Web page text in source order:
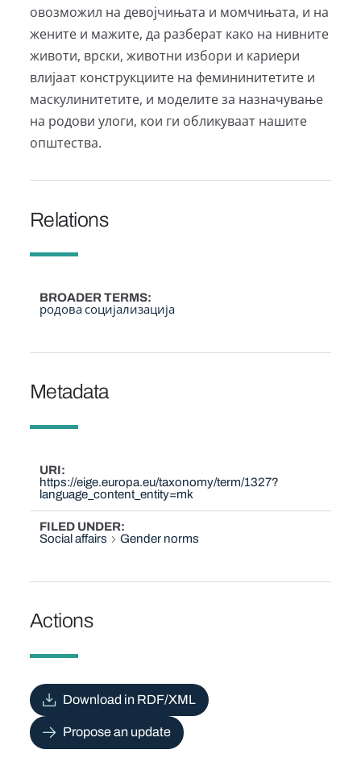
овозможил на девојчињата и момчињата, и на
жените и мажите, да разберат како на нивните
животи, врски, животни избори и кариери
влијаат конструкциите на фемининитетите и
маскулинитетите, и моделите за назначување
на родови улоги, кои ги обликуваат нашите
општества.
Relations
BROADER TERMS
родова социјализација
Metadata
URI
https://eige.europa.eu/taxonomy/term/1327?
language_content_entity=mk
FILED UNDER
Social affairs
Gender norms
Actions
Download in RDF/XML
Propose an update